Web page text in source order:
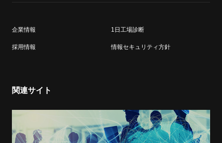
企業情報 1日工場診断
採用情報 情報セキュリティ方針
関連サイト